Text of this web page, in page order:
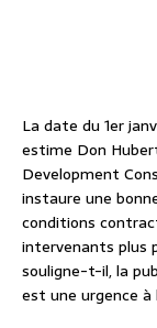
La date du 1er
estime Don
Development
instaure une
conditions
intervenants plus
souligne-t-il, la
est une urgence à